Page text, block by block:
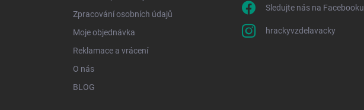
Zpracování osobních údajů
Moje objednávka
Reklamace a vrácení
O nás
BLOG
Sledujte nás na Facebooku
hrackyvzdelavacky